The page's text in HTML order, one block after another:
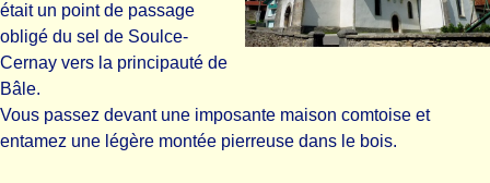
était un point de passage
obligé du sel de Soulce-
Cernay vers la principauté de
Bâle.
Vous passez devant une imposante maison comtoise et
entamez une légère montée pierreuse dans le bois.